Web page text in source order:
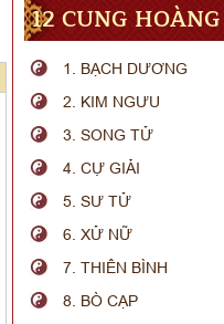
12 CUNG
1. BẠCH DƯƠNG
2. KIM NGƯU
3. SONG TỬ
4. CỰ GIẢI
5. SƯ TỬ
6. XỬ NỮ
7. THIÊN BÌNH
8. BÒ CẠP